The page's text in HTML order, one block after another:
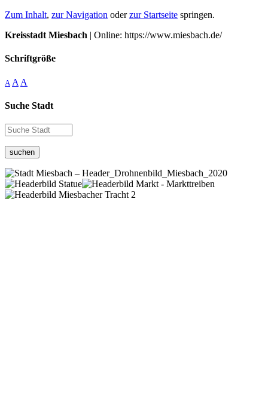
Zum Inhalt, zur Navigation oderzur Startseite springen.
Kreisstadt Miesbach | Online: https://www.miesbach.de/
Schriftgröße
A A A
Suche Stadt
suchen